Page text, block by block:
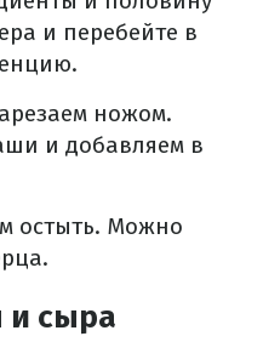
и перебейте в
ножом.
и добавляем в
остыть. Можно
и сыра